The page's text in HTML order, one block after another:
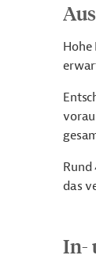
das
In-